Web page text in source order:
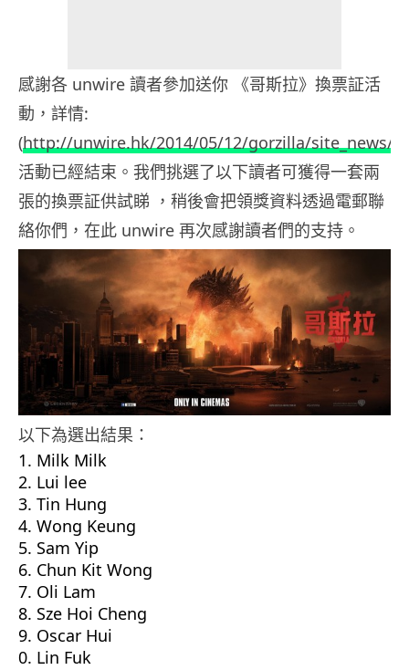
感謝各 unwire 讀者參加送你 《哥斯拉》換票証活
動，詳情:
(http://unwire.hk/2014/05/12/gorzilla/site_news/
活動已經結束。我們挑選了以下讀者可獲得一套兩
張的換票証供試睇 ，稍後會把領獎資料透過電郵聯
絡你們，在此 unwire 再次感謝讀者們的支持。
以下為選出結果：
Milk Milk
Lui lee
Tin Hung
Wong Keung
Sam Yip
Chun Kit Wong
Oli Lam
Sze Hoi Cheng
Oscar Hui
Lin Fuk